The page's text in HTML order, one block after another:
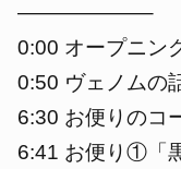
——————–
0:00 オープニン
0:50 ヴェノムの
6:30 お便りのコ
6:41 お便り①「